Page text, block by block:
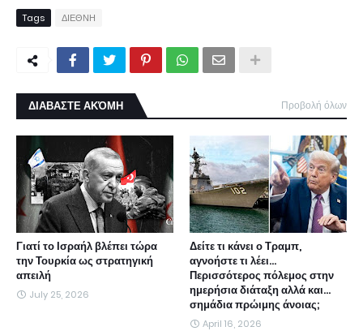
Tags ΔΙΕΘΝΗ
ΔΙΑΒΑΣΤΕ ΑΚΌΜΗ Προβολή όλων
Γιατί το Ισραήλ βλέπει τώρα
την Τουρκία ως στρατηγική
απειλή
July 25, 2026
Δείτε τι κάνει ο Τραμπ,
αγνοήστε τι λέει...
Περισσότερος πόλεμος στην
ημερήσια διάταξη αλλά και...
σημάδια πρώιμης άνοιας;
April 16, 2026